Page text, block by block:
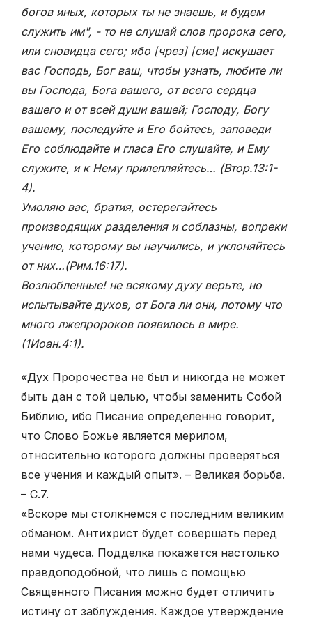
богов иных, которых ты не знаешь, и будем
служить им", - то не слушай слов пророка сего,
или сновидца сего; ибо [чрез] [сие] искушает
вас Господь, Бог ваш, чтобы узнать, любите ли
вы Господа, Бога вашего, от всего сердца
вашего и от всей души вашей; Господу, Богу
вашему, последуйте и Его бойтесь, заповеди
Его соблюдайте и гласа Его слушайте, и Ему
служите, и к Нему прилепляйтесь… (Втор.13:1-
4).
Умоляю вас, братия, остерегайтесь
производящих разделения и соблазны, вопреки
учению, которому вы научились, и уклоняйтесь
от них…(Рим.16:17).
Возлюбленные! не всякому духу верьте, но
испытывайте духов, от Бога ли они, потому что
много лжепророков появилось в мире.
(1Иоан.4:1).
«Дух Пророчества не был и никогда не может
быть дан с той целью, чтобы заменить Собой
Библию, ибо Писание определенно говорит,
что Слово Божье является мерилом,
относительно которого должны проверяться
все учения и каждый опыт». – Великая борьба.
– С.7.
«Вскоре мы столкнемся с последним великим
обманом. Антихрист будет совершать перед
нами чудеса. Подделка покажется настолько
правдоподобной, что лишь с помощью
Священного Писания можно будет отличить
истину от заблуждения. Каждое утверждение